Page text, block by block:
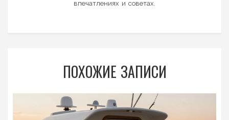
впечатлениях и советах.
ПОХОЖИЕ ЗАПИСИ